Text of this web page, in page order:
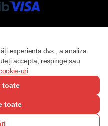
experiența dvs., a analiza
accepta, respinge sau
uri
toate
toate